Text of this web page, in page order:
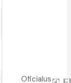
Oficialus